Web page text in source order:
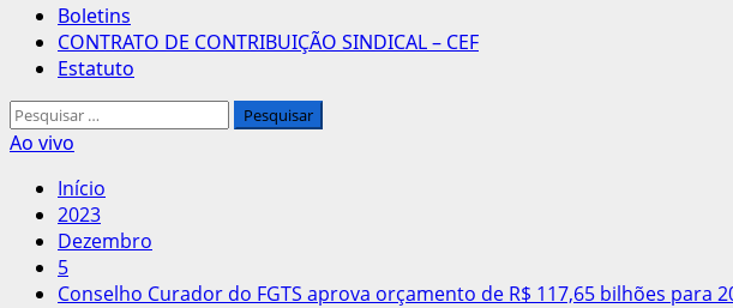
Menu
principal
Boletins
CONTRATO DE CONTRIBUIÇÃO SINDICAL – CEF
Estatuto
Pesquisar
por:
Ao vivo
Início
2023
Dezembro
5
Conselho Curador do FGTS aprova orçamento de R$ 117,65 bilhões para